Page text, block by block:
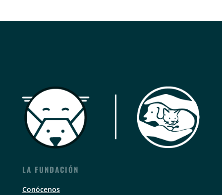
LA FUNDACIÓN
Conócenos